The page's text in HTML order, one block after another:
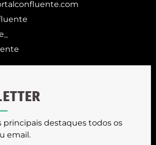
principais destaques todos os
email.